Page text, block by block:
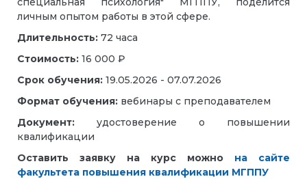
личным опытом работы в этой сфере.
Длительность: 72 часа
Стоимость: 16 000 ₽
Срок обучения: 19.05.2026 - 07.07.2026
Формат обучения: вебинары с преподавателем
Документ: удостоверение о повышении
квалификации
Оставить заявку на курс можно на сайте
факультета повышения квалификации МГППУ